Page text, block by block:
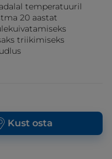
temperatuuril
20 aastat
triikimiseks
Kust osta